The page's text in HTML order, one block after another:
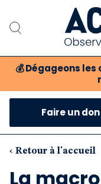
💰 Dégageons les
Notre
Faire un don
‹ Retour à l'accueil
La